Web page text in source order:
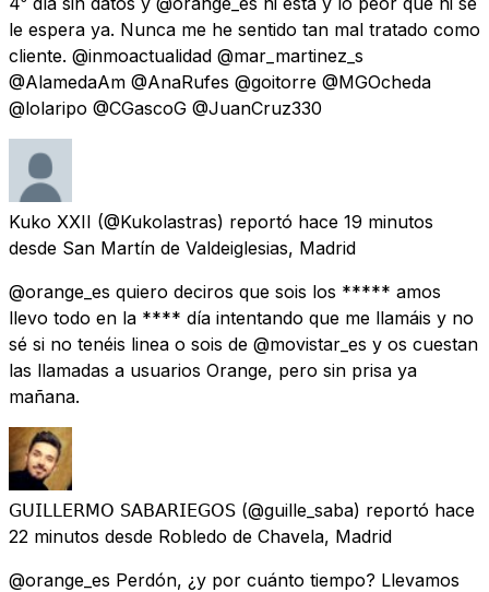
le espera ya. Nunca me he sentido tan mal tratado como
cliente. @inmoactualidad @mar_martinez_s
@AlamedaAm @AnaRufes @goitorre @MGOcheda
@lolaripo @CGascoG @JuanCruz330
Kuko XXII (@Kukolastras) reportó hace 19 minutos
desde San Martín de Valdeiglesias, Madrid
@orange_es quiero deciros que sois los ***** amos
llevo todo en la **** día intentando que me llamáis y no
sé si no tenéis linea o sois de @movistar_es y os cuestan
las llamadas a usuarios Orange, pero sin prisa ya
mañana.
𝖦𝖴𝖨𝖫𝖫𝖤𝖱𝖬𝖮 𝖲𝖠𝖡𝖠𝖱𝖨𝖤𝖦𝖮𝖲 (@guille_saba) reportó hace
22 minutos desde Robledo de Chavela, Madrid
@orange_es Perdón, ¿y por cuánto tiempo? Llevamos